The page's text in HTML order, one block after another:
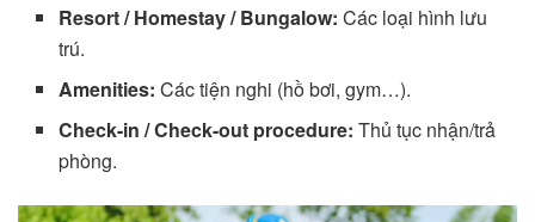
Resort / Homestay / Bungalow: Các loại hình lưu
trú.
Amenities: Các tiện nghi (hồ bơi, gym…).
Check-in / Check-out procedure: Thủ tục nhận/trả
phòng.